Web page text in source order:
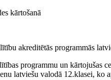
kārtošanā
akreditētās programmās
programmu un kārtojušas
latviešu valodā 12.klasei, ko